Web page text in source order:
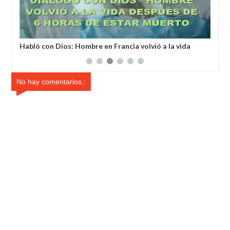
Habló con Dios: Hombre en Francia volvió a la vida
No hay comentarios.: